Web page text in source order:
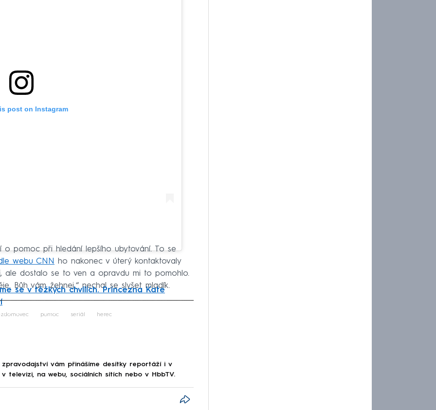
post on Instagram
pomoc při hledání lepšího ubytování. To se
webu CNN
ho nakonec v úterý kontaktovaly
ale dostalo se to ven a opravdu mi to pomohlo.
Bůh vám žehnej,“ nechal se slyšet mladík.
se v těžkých chvílích. Princezna Kate
to fetch
pomoc seriál herec
zpravodajství vám přinášíme desítky reportáží i v
na webu, sociálních sítích nebo v HbbTV.